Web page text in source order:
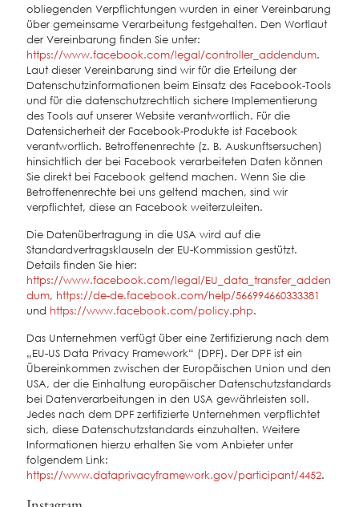
obliegenden Verpflichtungen wurden in einer Vereinbarung
über gemeinsame Verarbeitung festgehalten. Den Wortlaut
der Vereinbarung finden Sie unter:
https://www.facebook.com/legal/controller_addendum.
Laut dieser Vereinbarung sind wir für die Erteilung der
Datenschutzinformationen beim Einsatz des Facebook-Tools
und für die datenschutzrechtlich sichere Implementierung
des Tools auf unserer Website verantwortlich. Für die
Datensicherheit der Facebook-Produkte ist Facebook
verantwortlich. Betroffenenrechte (z. B. Auskunftsersuchen)
hinsichtlich der bei Facebook verarbeiteten Daten können
Sie direkt bei Facebook geltend machen. Wenn Sie die
Betroffenenrechte bei uns geltend machen, sind wir
verpflichtet, diese an Facebook weiterzuleiten.
Die Datenübertragung in die USA wird auf die
Standardvertragsklauseln der EU-Kommission gestützt.
Details finden Sie hier:
https://www.facebook.com/legal/EU_data_transfer_adden
dum, https://de-de.facebook.com/help/566994660333381
und https://www.facebook.com/policy.php.
Das Unternehmen verfügt über eine Zertifizierung nach dem
„EU-US Data Privacy Framework“ (DPF). Der DPF ist ein
Übereinkommen zwischen der Europäischen Union und den
USA, der die Einhaltung europäischer Datenschutzstandards
bei Datenverarbeitungen in den USA gewährleisten soll.
Jedes nach dem DPF zertifizierte Unternehmen verpflichtet
sich, diese Datenschutzstandards einzuhalten. Weitere
Informationen hierzu erhalten Sie vom Anbieter unter
folgendem Link:
https://www.dataprivacyframework.gov/participant/4452.